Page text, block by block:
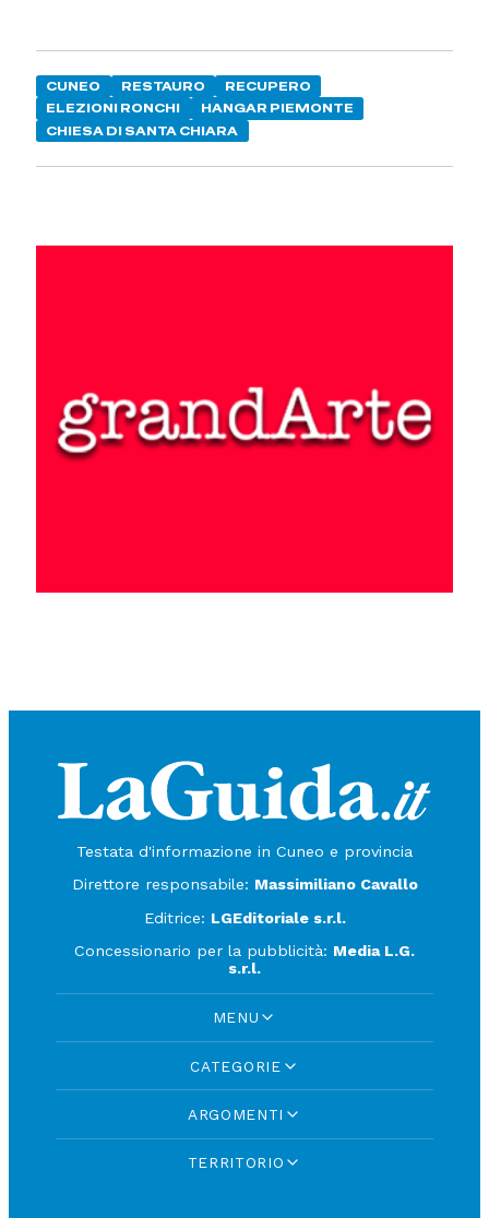
CUNEO RESTAURO
RECUPERO
ELEZIONI RONCHI
HANGAR PIEMONTE
CHIESA DI SANTA CHIARA
Testata d'informazione in Cuneo e provincia
Direttore responsabile: Massimiliano Cavallo
Editrice: LGEditoriale s.r.l.
Concessionario per la pubblicità: Media L.G.
s.r.l.
MENU
CATEGORIE
ARGOMENTI
TERRITORIO